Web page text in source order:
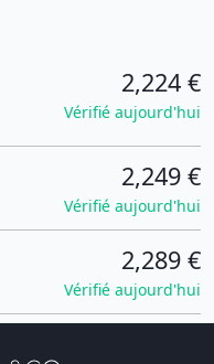
2,224 €
Vérifié aujourd'hui
2,249 €
Vérifié aujourd'hui
2,289 €
Vérifié aujourd'hui